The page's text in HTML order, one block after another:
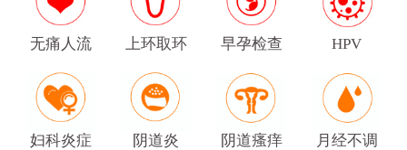
无痛人流 上环取环 早孕检查 HPV
妇科炎症 阴道炎 阴道瘙痒 月经不调